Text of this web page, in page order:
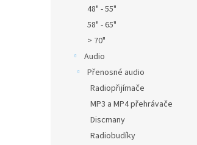
48" - 55"
58" - 65"
> 70"
Audio
Přenosné audio
Radiopřijímače
MP3 a MP4 přehrávače
Discmany
Radiobudíky